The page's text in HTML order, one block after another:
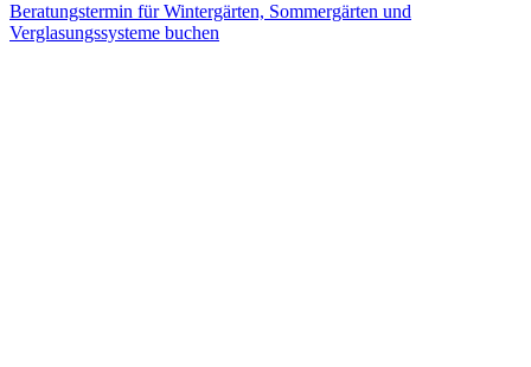
Beratungstermin für Wintergärten, Sommergärten und
Verglasungssysteme buchen